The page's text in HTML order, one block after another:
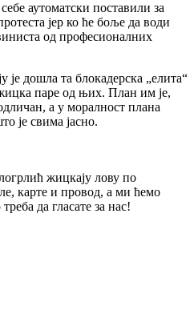
аутоматски поставили за
јер ко ће боље да води
од професионалних
је дошла та блокадерска „елита“
паре од њих. План им је,
а у моралност плана
је свима јасно.
жицкају лову по
карте и провод, а ми ћемо
да гласате за нас!